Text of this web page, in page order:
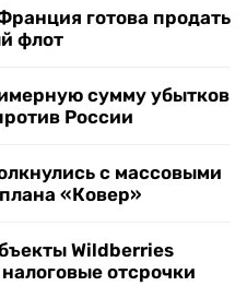
готова продать
флот
сумму убытков
России
с массовыми
«Ковер»
Wildberries
отсрочки